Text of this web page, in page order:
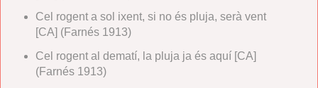
Cel rogent a sol ixent, si no és pluja, serà vent
[CA] (Farnés 1913)
Cel rogent al dematí, la pluja ja és aquí [CA]
(Farnés 1913)